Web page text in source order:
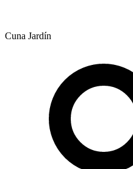
Cuna Jardín